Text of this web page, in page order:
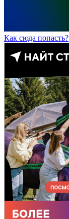
Как сюда попасть?